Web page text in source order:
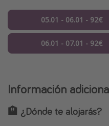
05.01 - 06.01 - 92€
06.01 - 07.01 - 92€
Información
🏨 ¿Dónde te alojarás?